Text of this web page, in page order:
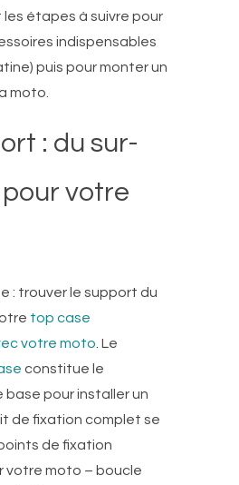
étapes à suivre pour
indispensables
puis pour monter un
moto.
: du sur-
votre
: trouver le support du
top case
votre moto . Le
constitue le
pour installer un
de fixation complet se
de fixation
votre moto – boucle